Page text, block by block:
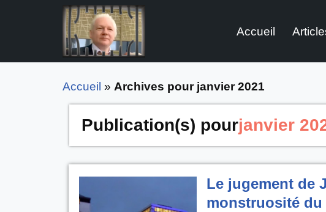
Accueil
Accueil » Archives pour janvier 2021
Publication(s) pourjanvier
Le jugement de
monstruosité du